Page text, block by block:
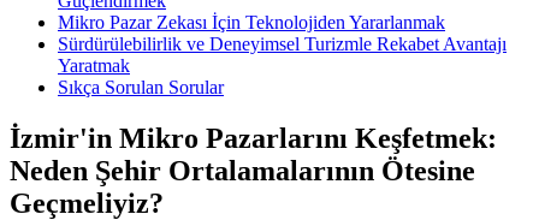
Mikro Pazar Zekası İçin Teknolojiden Yararlanmak
Sürdürülebilirlik ve Deneyimsel Turizmle Rekabet Avantajı
Yaratmak
Sıkça Sorulan Sorular
İzmir'in Mikro Pazarlarını Keşfetmek:
Neden Şehir Ortalamalarının Ötesine
Geçmeliyiz?